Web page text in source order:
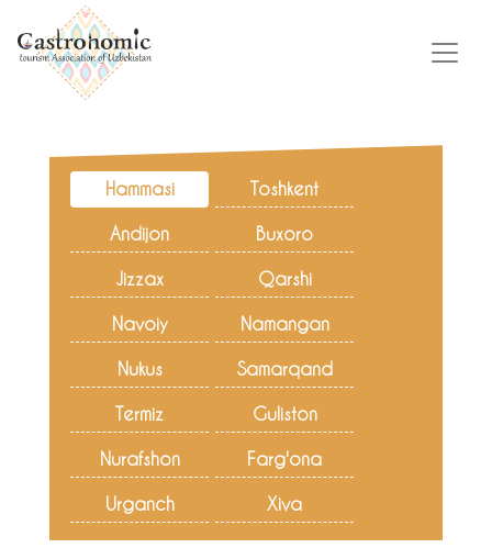
Hammasi Toshkent
Andijon Buxoro
Jizzax Qarshi
Navoiy Namangan
Nukus Samarqand
Termiz Guliston
Nurafshon Farg'ona
Urganch Xiva